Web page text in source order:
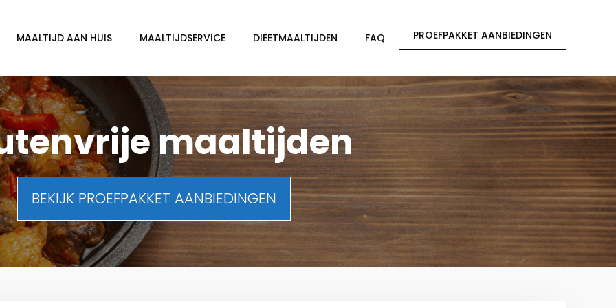
MAALTIJD AAN HUIS MAALTIJDSERVICE DIEETMAALTIJDEN FAQ PROEFPAKKET AANBIEDINGEN
maaltijden
BEKIJK PROEFPAKKET AANBIEDINGEN